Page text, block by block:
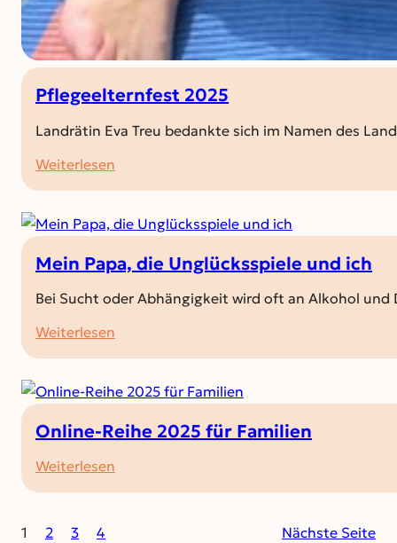
Pflegeelternfest 2025
Landrätin Eva Treu bedankte sich im Namen des
Weiterlesen
Pflegeelternfest
Mein Papa, die Unglücksspiele und ich
Bei Sucht oder Abhängigkeit wird oft an Alkohol
Weiterlesen
Mein
die
Unglücksspiele
ich
Online-Reihe 2025 für Familien
Weiterlesen
Online-
1 2 3 4 Nächste Seite